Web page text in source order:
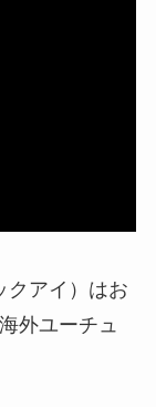
クアイ）はお
外ユーチュ